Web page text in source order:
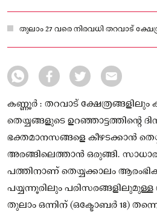
തുലാം 27 വരെ നിരവധി തറവാട്
കണ്ണൂർ : തറവാട് ക്ഷേത്രങ്ങളിലും
തെയ്യങ്ങളുടെ ഉറഞ്ഞാട്ടത്തിന്റെ
ഭക്തമാനസങ്ങളെ കീഴടക്കാൻ
അരങ്ങിലെത്താൻ ഒരുങ്ങി.
പത്തിനാണ് തെയ്യക്കാലം
പയ്യന്നൂരിലും പരിസരങ്ങളിലുമുള്ള
തുലാം ഒന്നിന് (ഒക്ടോബർ 18)